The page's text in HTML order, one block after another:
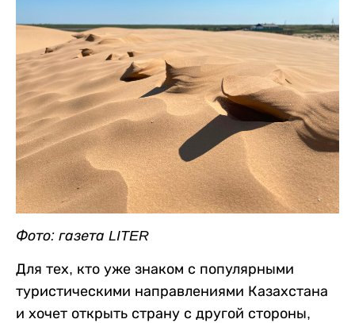
Фото: газета LITER
Для тех, кто уже знаком с популярными
туристическими направлениями Казахстана
и хочет открыть страну с другой стороны,